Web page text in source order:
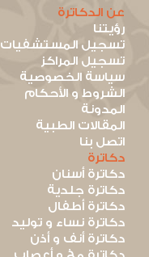
عن الدكاترة
رؤيتنا
تسجيل المستشفيات
تسجيل المراكز
سياسة الخصوصية
الشروط و الأحكام
المدونة
المقالات الطبية
اتصل بنا
دكاترة
دكاترة أسنان
دكاترة جلدية
دكاترة أطفال
دكاترة نساء و توليد
دكاترة أنف و أذن